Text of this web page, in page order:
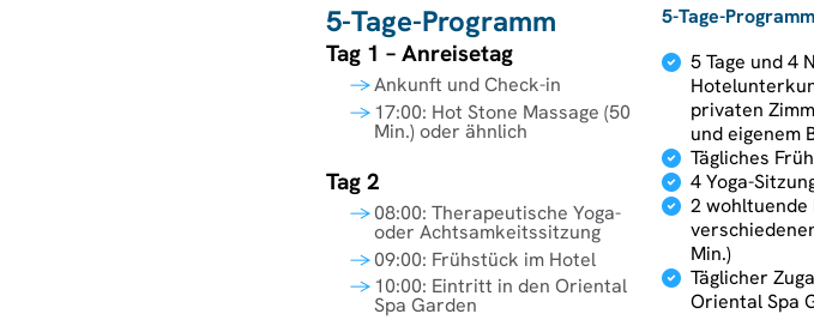
5-Tage-Programm
Tag 1 – Anreisetag
Ankunft und Check-in
17:00: Hot Stone Massage (50
Min.) oder ähnlich
Tag 2
08:00: Therapeutische Yoga-
oder Achtsamkeitssitzung
09:00: Frühstück im Hotel
10:00: Eintritt in den Oriental
Spa Garden
5-Tage-Programm
5 Tage und 4
privaten
und eigenem
Tägliches
4 Yoga-
2 wohltuende
Min.)
Täglicher
Oriental Spa